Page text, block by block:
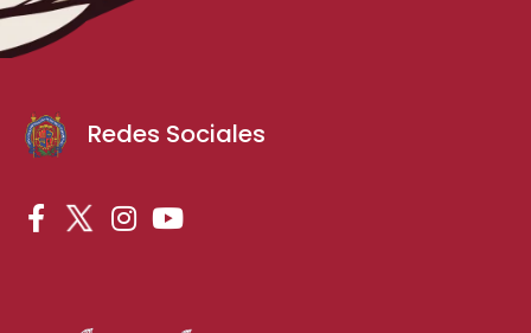
Redes Sociales